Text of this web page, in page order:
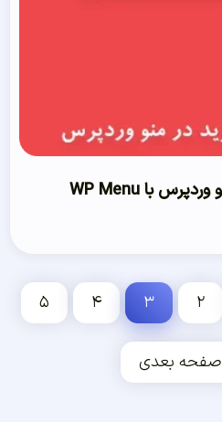
نمایش سبد خرید در منو وردپرس با WP Menu
۲ ۳ ۴ ۵
صفحه بعدی